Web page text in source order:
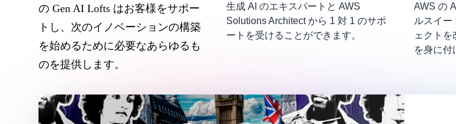
の Gen AI Lofts はお客様をサポー
トし、次のイノベーションの構築
を始めるために必要なあらゆるも
のを提供します。
生成 AI のエキスパートと AWS
Solutions Architect から 1 対 1 のサポ
ートを受けることができます。
AWS の
ルスイー
ェクト
を身に付